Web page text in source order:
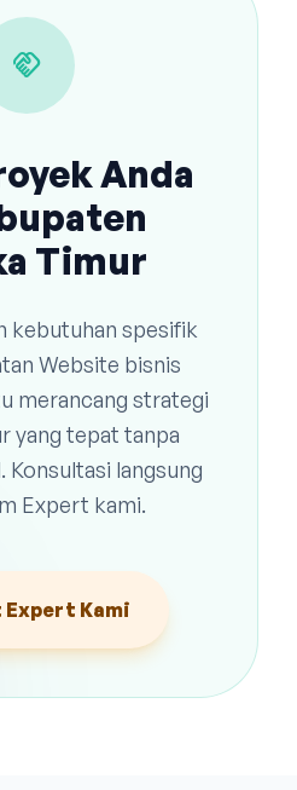
handshake
Anda
Timur
kebutuhan spesifik
Website bisnis
merancang strategi
yang tepat tanpa
Konsultasi langsung
Expert kami.
Expert Kami